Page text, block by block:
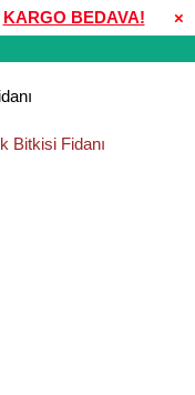
×
KARGO BEDAVA!